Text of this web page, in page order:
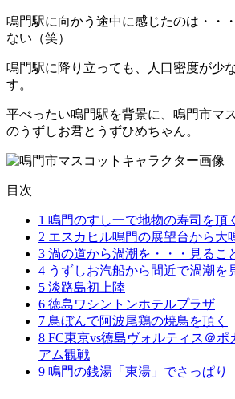
鳴門駅に向かう途中に感じたのは・・
ない（笑）
鳴門駅に降り立っても、人口密度が少
す。
平べったい鳴門駅を背景に、鳴門市マ
のうずしお君とうずひめちゃん。
目次
1 鳴門のすし一で地物の寿司を頂く
2 エスカヒル鳴門の展望台から大
3 渦の道から渦潮を・・・見るこ
4 うずしお汽船から間近で渦潮を
5 淡路島初上陸
6 徳島ワシントンホテルプラザ
7 鳥ぼんで阿波尾鶏の焼鳥を頂く
8 FC東京vs徳島ヴォルティス＠ポ
アム観戦
9 鳴門の銭湯「東湯」でさっぱり